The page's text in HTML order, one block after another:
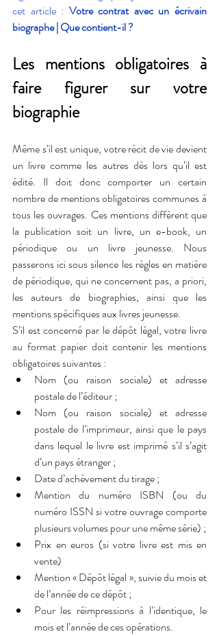
cet article : Votre contrat avec un écrivain
biographe | Que contient-il ?
Les mentions obligatoires à
faire figurer sur votre
biographie
Même s’il est unique, votre récit de vie devient
un livre comme les autres dès lors qu’il est
édité. Il doit donc comporter un certain
nombre de mentions obligatoires communes à
tous les ouvrages. Ces mentions diffèrent que
la publication soit un livre, un e-book, un
périodique ou un livre jeunesse. Nous
passerons ici sous silence les règles en matière
de périodique, qui ne concernent pas, a priori,
les auteurs de biographies, ainsi que les
mentions spécifiques aux livres jeunesse.
S’il est concerné par le dépôt légal, votre livre
au format papier doit contenir les mentions
obligatoires suivantes :
Nom (ou raison sociale) et adresse
postale de l’éditeur ;
Nom (ou raison sociale) et adresse
postale de l’imprimeur, ainsi que le pays
dans lequel le livre est imprimé s’il s’agit
d’un pays étranger ;
Date d’achèvement du tirage ;
Mention du numéro ISBN (ou du
numéro ISSN si votre ouvrage comporte
plusieurs volumes pour une même série) ;
Prix en euros (si votre livre est mis en
vente)
Mention « Dépôt légal », suivie du mois et
de l’année de ce dépôt ;
Pour les réimpressions à l’identique, le
mois et l’année de ces opérations.